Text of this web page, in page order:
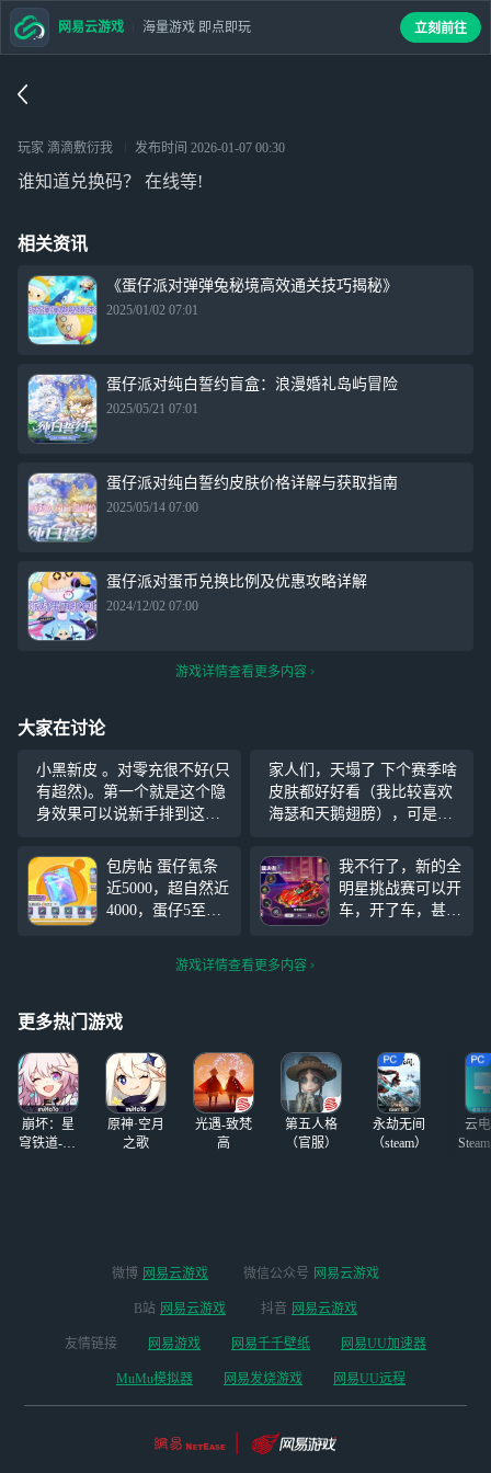
玩家 滴滴敷衍我 发布时间 2026-01-07 00:30
谁知道兑换码？ 在线等!
相关资讯
《蛋仔派对弹弹兔秘境高效通关技巧揭秘》
2025/01/02 07:01
蛋仔派对纯白誓约盲盒：浪漫婚礼岛屿冒险
2025/05/21 07:01
蛋仔派对纯白誓约皮肤价格详解与获取指南
2025/05/14 07:00
蛋仔派对蛋币兑换比例及优惠攻略详解
2024/12/02 07:00
游戏详情查看更多内容
大家在讨论
小黑新皮 。对零充很不好(只
有超然)。第一个就是这个隐
身效果可以说新手排到这个
除非贴脸。所以感觉这个皮
肤就是用来圈钱，因为效果
太好。
家人们，天塌了 下个赛季啥
皮肤都好好看（我比较喜欢
海瑟和天鹅翅膀），可是我
个币没有怎么办 补充说明：
根据官方消息分析，本次推
出的天鹅翅膀应该（应
该！！！）是用彩虹币就能
包房帖 蛋仔氪条
近5000，超自然近
4000，蛋仔5至臻1
紫，光遇武士裤彩
虹武士裤蝙蝠斗巫
是3r/h 不可以毁号
需要直加 号：win
d-
我不行了，新的全
明星挑战赛可以开
车，开了车，甚至
游戏详情查看更多内容
更多热门游戏
崩坏：星
穹铁道-4.4
原神·空月
之歌
光遇-致梵
高
第五人格
（官服）
永劫无间
（steam）
云
网易云游戏 海量游戏 即点即玩 立刻前往
微博 网易云游戏 微信公众号 网易云游戏
B站 网易云游戏 抖音 网易云游戏
友情链接 网易游戏 网易千千壁纸 网易UU加速器
MuMu模拟器 网易发烧游戏 网易UU远程